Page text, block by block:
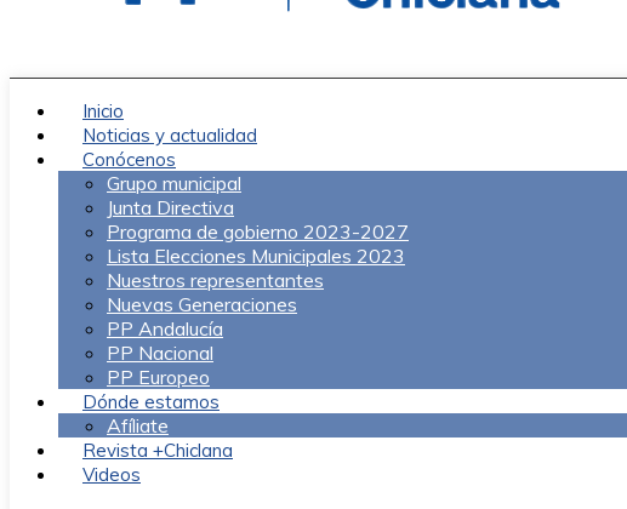
Inicio
Noticias y actualidad
Conócenos
Grupo municipal
Junta Directiva
Programa de gobierno 2023-2027
Lista Elecciones Municipales 2023
Nuestros representantes
Nuevas Generaciones
PP Andalucía
PP Nacional
PP Europeo
Dónde estamos
Afíliate
Revista +Chiclana
Videos